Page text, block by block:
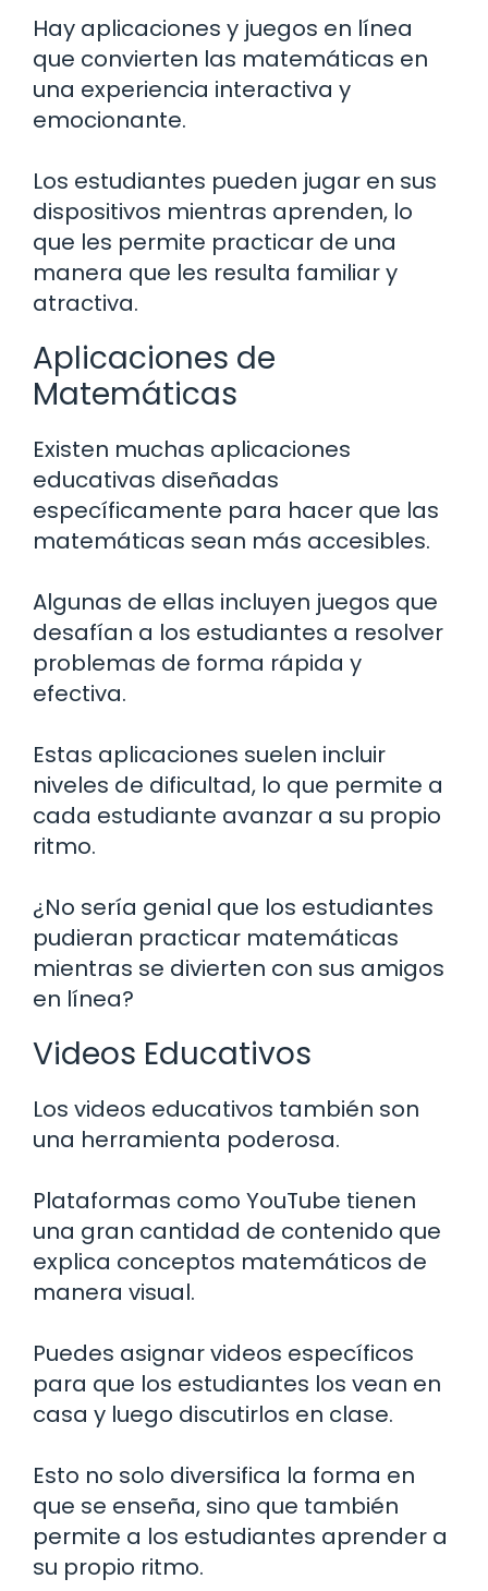
Hay aplicaciones y juegos en línea
que convierten las matemáticas en
una experiencia interactiva y
emocionante.
Los estudiantes pueden jugar en sus
dispositivos mientras aprenden, lo
que les permite practicar de una
manera que les resulta familiar y
atractiva.
Aplicaciones de
Matemáticas
Existen muchas aplicaciones
educativas diseñadas
específicamente para hacer que las
matemáticas sean más accesibles.
Algunas de ellas incluyen juegos que
desafían a los estudiantes a resolver
problemas de forma rápida y
efectiva.
Estas aplicaciones suelen incluir
niveles de dificultad, lo que permite a
cada estudiante avanzar a su propio
ritmo.
¿No sería genial que los estudiantes
pudieran practicar matemáticas
mientras se divierten con sus amigos
en línea?
Videos Educativos
Los videos educativos también son
una herramienta poderosa.
Plataformas como YouTube tienen
una gran cantidad de contenido que
explica conceptos matemáticos de
manera visual.
Puedes asignar videos específicos
para que los estudiantes los vean en
casa y luego discutirlos en clase.
Esto no solo diversifica la forma en
que se enseña, sino que también
permite a los estudiantes aprender a
su propio ritmo.